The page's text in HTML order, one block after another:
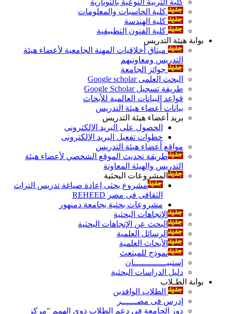
كلية الحاسبات والمعلومات
كلية الهندسة
كلية الفنون التطبيقية
بوابة هيئة التدريس
ميثاق أخلاقيات المهنة الجامعية لأعضاء هيئة
التدريس ومعاونيهم
جوائز الجامعة
البحث العلمى Google scholar
طريقة تسجيل Google Scholar
قواعد البيانات العالمية للأبحاث
بيانات أعضاء هيئة التدريس
بريد أعضاء هيئة التدريس
الحصول على البريد الإلكترونى
خطوات تفعيل البريد الإلكترونى
مواقع أعضاء هيئة التدريس
طريقة تحديث الموقع الشخصي لأعضاء هيئة
التدريس والهيئة المعاونة
المشروعات البحثية
مشروع بحثى إعادة صياغة تدريس التراث
الثقافى فى مصر REHEED
مشروعات بحثية بجامعة دمنهور
الإتجاهات البحثية
البحث عن الإتجاهات البحثية
الرسائل العلمية
الأبحاث العلمية
نموذج للمبتعث
إستبيـــــــــــــان
دليل الدراسات البحثية
بوابة الطـلاب
الطلاب الوافدين
إدرس فى مصــــــر
دور الجامعة فى دعم الطلاب ذوى الهمم "مركز